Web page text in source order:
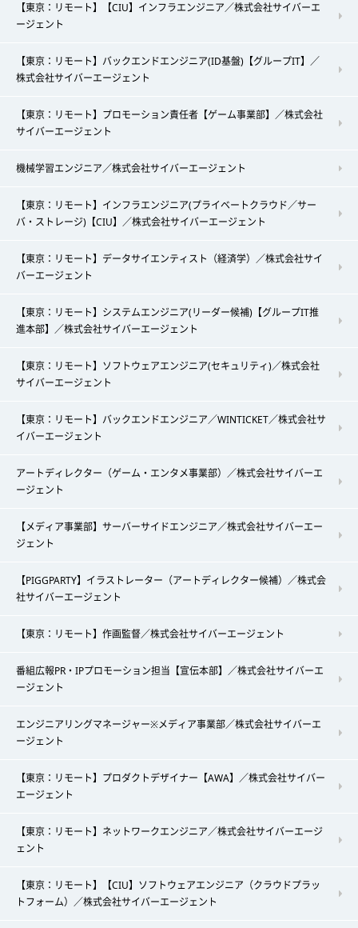
【東京：リモート】【CIU】インフラエンジニア／株式会社サイバーエ
ージェント
【東京：リモート】バックエンドエンジニア(ID基盤)【グループIT】／
株式会社サイバーエージェント
【東京：リモート】プロモーション責任者【ゲーム事業部】／株式会社
サイバーエージェント
機械学習エンジニア／株式会社サイバーエージェント
【東京：リモート】インフラエンジニア(プライベートクラウド／サー
バ・ストレージ)【CIU】／株式会社サイバーエージェント
【東京：リモート】データサイエンティスト（経済学）／株式会社サイ
バーエージェント
【東京：リモート】システムエンジニア(リーダー候補)【グループIT推
進本部】／株式会社サイバーエージェント
【東京：リモート】ソフトウェアエンジニア(セキュリティ)／株式会社
サイバーエージェント
【東京：リモート】バックエンドエンジニア／WINTICKET／株式会社サ
イバーエージェント
アートディレクター（ゲーム・エンタメ事業部）／株式会社サイバーエ
ージェント
【メディア事業部】サーバーサイドエンジニア／株式会社サイバーエー
ジェント
【PIGGPARTY】イラストレーター（アートディレクター候補）／株式会
社サイバーエージェント
【東京：リモート】作画監督／株式会社サイバーエージェント
番組広報PR・IPプロモーション担当【宣伝本部】／株式会社サイバーエ
ージェント
エンジニアリングマネージャー※メディア事業部／株式会社サイバーエ
ージェント
【東京：リモート】プロダクトデザイナー【AWA】／株式会社サイバー
エージェント
【東京：リモート】ネットワークエンジニア／株式会社サイバーエージ
ェント
【東京：リモート】【CIU】ソフトウェアエンジニア（クラウドプラッ
トフォーム）／株式会社サイバーエージェント